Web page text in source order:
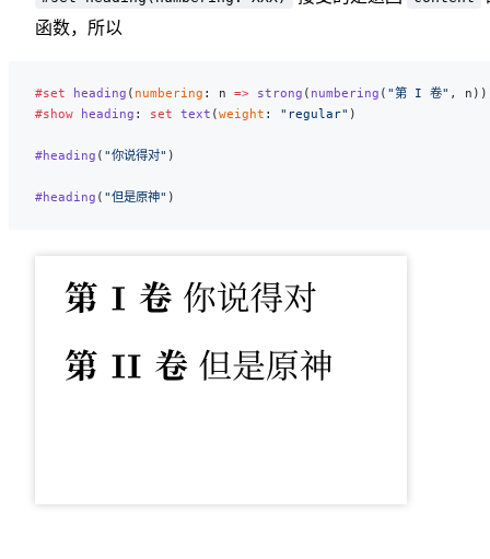
函数，所以
#set heading ( numbering : n => strong ( numbering ( "第 I 卷" ,
#show heading : set text (weight : "regular" )
#heading ( "你说得对" )
#heading ( "但是原神" )